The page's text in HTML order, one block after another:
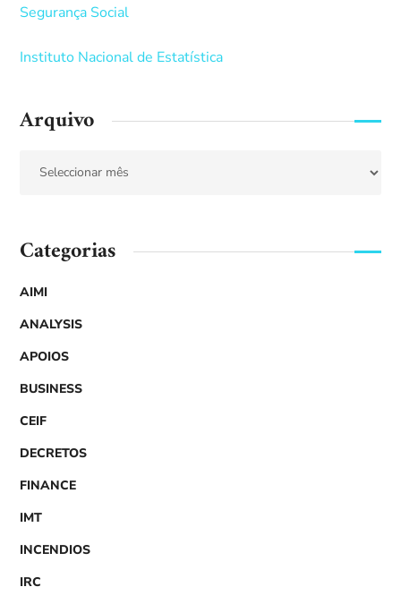
Segurança Social
Instituto Nacional de Estatística
Arquivo
Categorias
AIMI
ANALYSIS
APOIOS
BUSINESS
CEIF
DECRETOS
FINANCE
IMT
INCENDIOS
IRC